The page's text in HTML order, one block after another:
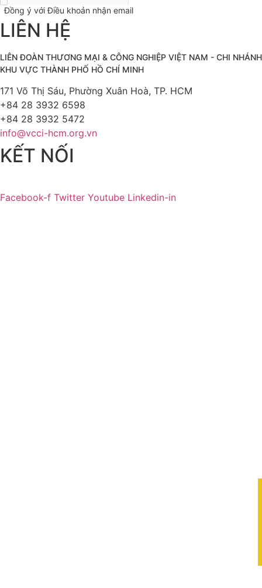
Đồng ý với Điều khoản nhận email
LIÊN HỆ
LIÊN ĐOÀN THƯƠNG MẠI & CÔNG NGHIỆP VIỆT NAM - CHI NHÁNH
KHU VỰC THÀNH PHỐ HỒ CHÍ MINH
171 Võ Thị Sáu, Phường Xuân Hoà, TP. HCM
+84 28 3932 6598
+84 28 3932 5472
info@vcci-hcm.org.vn
KẾT NỐI
Facebook-f Twitter Youtube Linkedin-in